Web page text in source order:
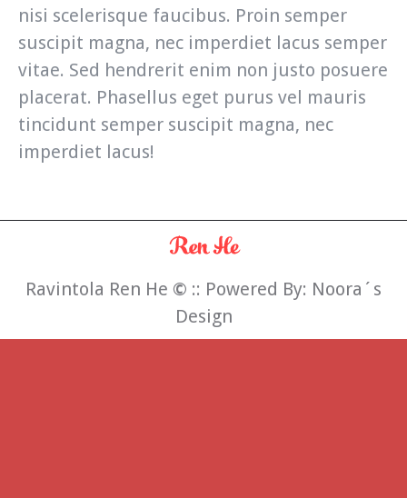
nisi scelerisque faucibus. Proin semper
suscipit magna, nec imperdiet lacus semper
vitae. Sed hendrerit enim non justo posuere
placerat. Phasellus eget purus vel mauris
tincidunt semper suscipit magna, nec
imperdiet lacus!
Ravintola Ren He © :: Powered By: Noora´s
Design